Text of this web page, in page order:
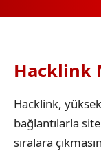
Hacklink
Hacklink,
bağlantılarla
sıralara